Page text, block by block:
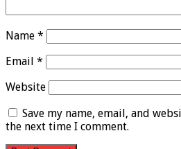
Name *
Email *
Website
Save my name, email, and
the next time I comment.